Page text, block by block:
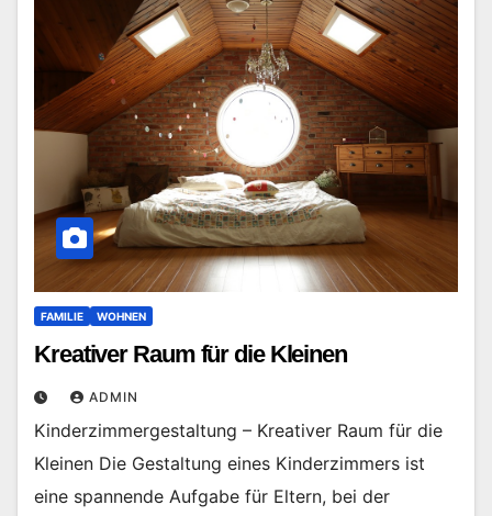
FAMILIE WOHNEN
Kreativer Raum für die Kleinen
ADMIN
Kinderzimmergestaltung – Kreativer Raum für die
Kleinen Die Gestaltung eines Kinderzimmers ist
eine spannende Aufgabe für Eltern, bei der